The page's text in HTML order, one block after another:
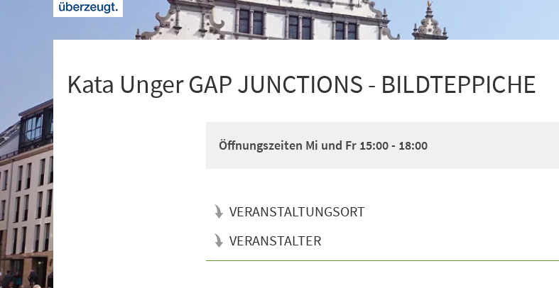
Kata Unger GAP JUNCTIONS - BILDTEPPICHE
Öffnungszeiten Mi und Fr 15:00 - 18:00
VERANSTALTUNGSORT
VERANSTALTER